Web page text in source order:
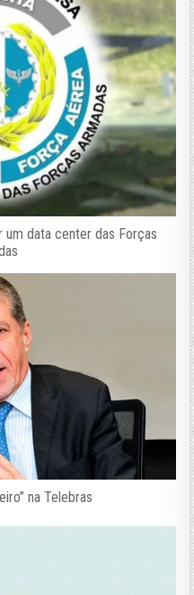
um data center das Forças
na Telebras